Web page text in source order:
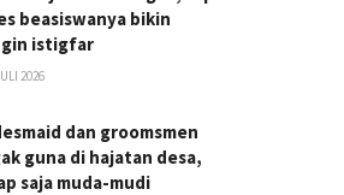
beasiswanya bikin
istigfar
2026
dan groomsmen
guna di hajatan desa,
saja muda-mudi